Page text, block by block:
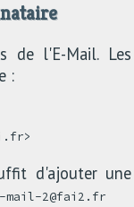
de l'E-Mail. Les
:
d'ajouter une
mail-2@fai2.fr